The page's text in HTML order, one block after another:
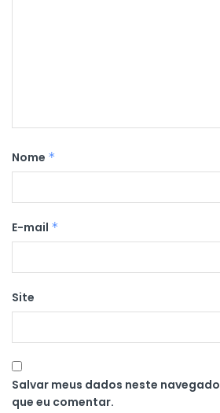
Nome *
E-mail *
Site
Salvar meus dados neste
que eu comentar.